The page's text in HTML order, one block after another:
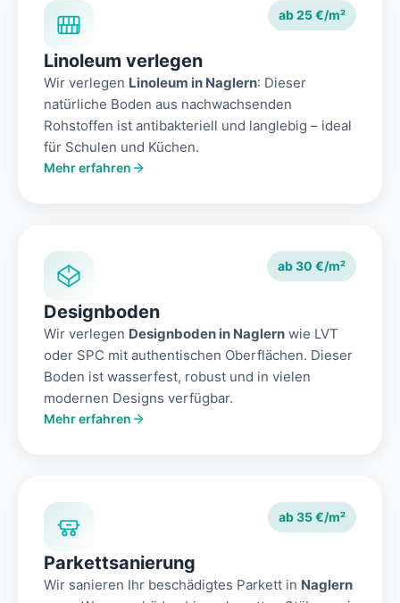
ab 25 €/m²
Linoleum verlegen
Wir verlegen Linoleum in Naglern: Dieser
natürliche Boden aus nachwachsenden
Rohstoffen ist antibakteriell und langlebig – ideal
für Schulen und Küchen.
Mehr erfahren
ab 30 €/m²
Designboden
Wir verlegen Designboden in Naglern wie LVT
oder SPC mit authentischen Oberflächen. Dieser
Boden ist wasserfest, robust und in vielen
modernen Designs verfügbar.
Mehr erfahren
ab 35 €/m²
Parkettsanierung
Wir sanieren Ihr beschädigtes Parkett in Naglern